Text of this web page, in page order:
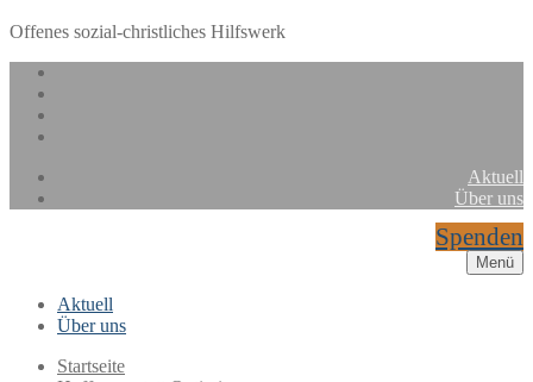
Offenes sozial-christliches Hilfswerk
Aktuell
Über uns
Spenden
Menü
Aktuell
Über uns
Startseite